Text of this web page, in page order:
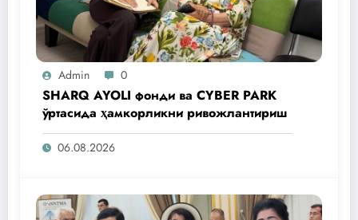
Admin 0
SHARQ AYOLI фонди ва CYBER PARK
ўртасида ҳамкорликни ривожлантириш
06.08.2026